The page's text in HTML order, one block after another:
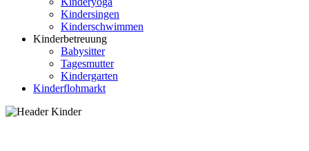
Kindersingen
Kinderschwimmen
Kinderbetreuung
Babysitter
Tagesmutter
Kindergarten
Kinderflohmarkt